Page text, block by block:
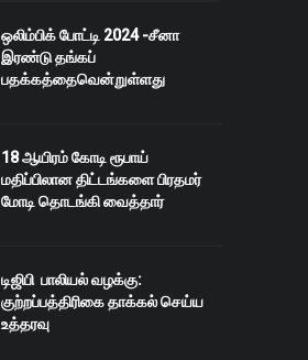
ஒலிம்பிக் போட்டி 2024 -சீனா
இரண்டு தங்கப்
பதக்கத்தைவென்றுள்ளது
18 ஆயிரம் கோடி ரூபாய்
மதிப்பிலான திட்டங்களை பிரதமர்
மோடி தொடங்கி வைத்தார்
டிஜிபி பாலியல் வழக்கு:
குற்றப்பத்திரிகை தாக்கல் செய்ய
உத்தரவு